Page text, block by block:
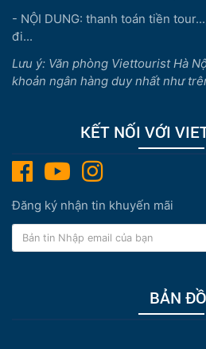
- NỘI DUNG: thanh toán tiền
đi...
Lưu ý: Văn phòng Viettourist Hà
khoản ngân hàng duy nhất như
KẾT NỐI VỚI
Đăng ký nhận tin khuyến mãi
BẢN ĐỒ